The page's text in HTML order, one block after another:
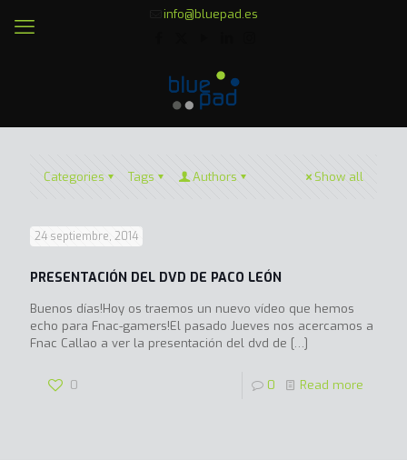
info@bluepad.es
Categories Tags Authors Show all
24 septiembre, 2014
PRESENTACIÓN DEL DVD DE PACO LEÓN
Buenos días!Hoy os traemos un nuevo vídeo que hemos
echo para Fnac-gamers!El pasado Jueves nos acercamos a
Fnac Callao a ver la presentación del dvd de […]
0 0 Read more